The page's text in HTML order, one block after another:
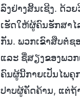
ລົງຢ່າງສິ້ນເຊີງ. ດ້ວ
ເຮັດໃຫ້ຜູ້ຄົນຮັກສາໄ
ກັນ. ພວກເຂົາສືບຕໍ່ຊ
ແລະ ຊື່ສຽງຂອງພວ
ຄົນຜູ້ນີ້ກາຍເປັນໄພຄຸ
ປາບຜູ້ຄັດຄ້ານ, ແຕ່ຖ້